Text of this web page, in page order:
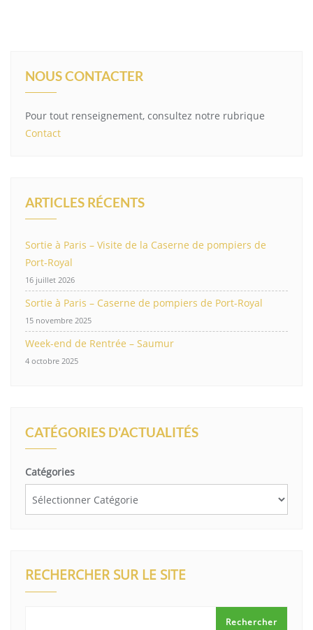
NOUS CONTACTER
Pour tout renseignement, consultez notre rubrique
Contact
ARTICLES RÉCENTS
Sortie à Paris – Visite de la Caserne de pompiers de
Port-Royal
16 juillet 2026
Sortie à Paris – Caserne de pompiers de Port-Royal
15 novembre 2025
Week-end de Rentrée – Saumur
4 octobre 2025
CATÉGORIES D'ACTUALITÉS
Catégories
RECHERCHER SUR LE SITE
Rechercher